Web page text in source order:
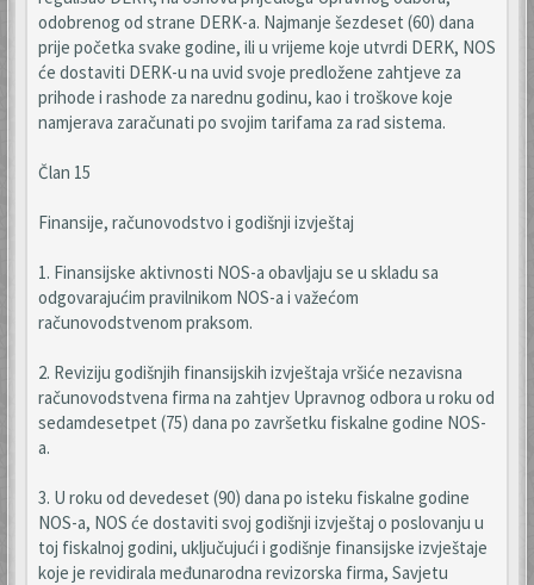
odobrenog od strane DERK-a. Najmanje šezdeset (60) dana
prije početka svake godine, ili u vrijeme koje utvrdi DERK, NOS
će dostaviti DERK-u na uvid svoje predložene zahtjeve za
prihode i rashode za narednu godinu, kao i troškove koje
namjerava zaračunati po svojim tarifama za rad sistema.
Član 15
Finansije, računovodstvo i godišnji izvještaj
1. Finansijske aktivnosti NOS-a obavljaju se u skladu sa
odgovarajućim pravilnikom NOS-a i važećom
računovodstvenom praksom.
2. Reviziju godišnjih finansijskih izvještaja vršiće nezavisna
računovodstvena firma na zahtjev Upravnog odbora u roku od
sedamdesetpet (75) dana po završetku fiskalne godine NOS-
a.
3. U roku od devedeset (90) dana po isteku fiskalne godine
NOS-a, NOS će dostaviti svoj godišnji izvještaj o poslovanju u
toj fiskalnoj godini, uključujući i godišnje finansijske izvještaje
koje je revidirala međunarodna revizorska firma, Savjetu